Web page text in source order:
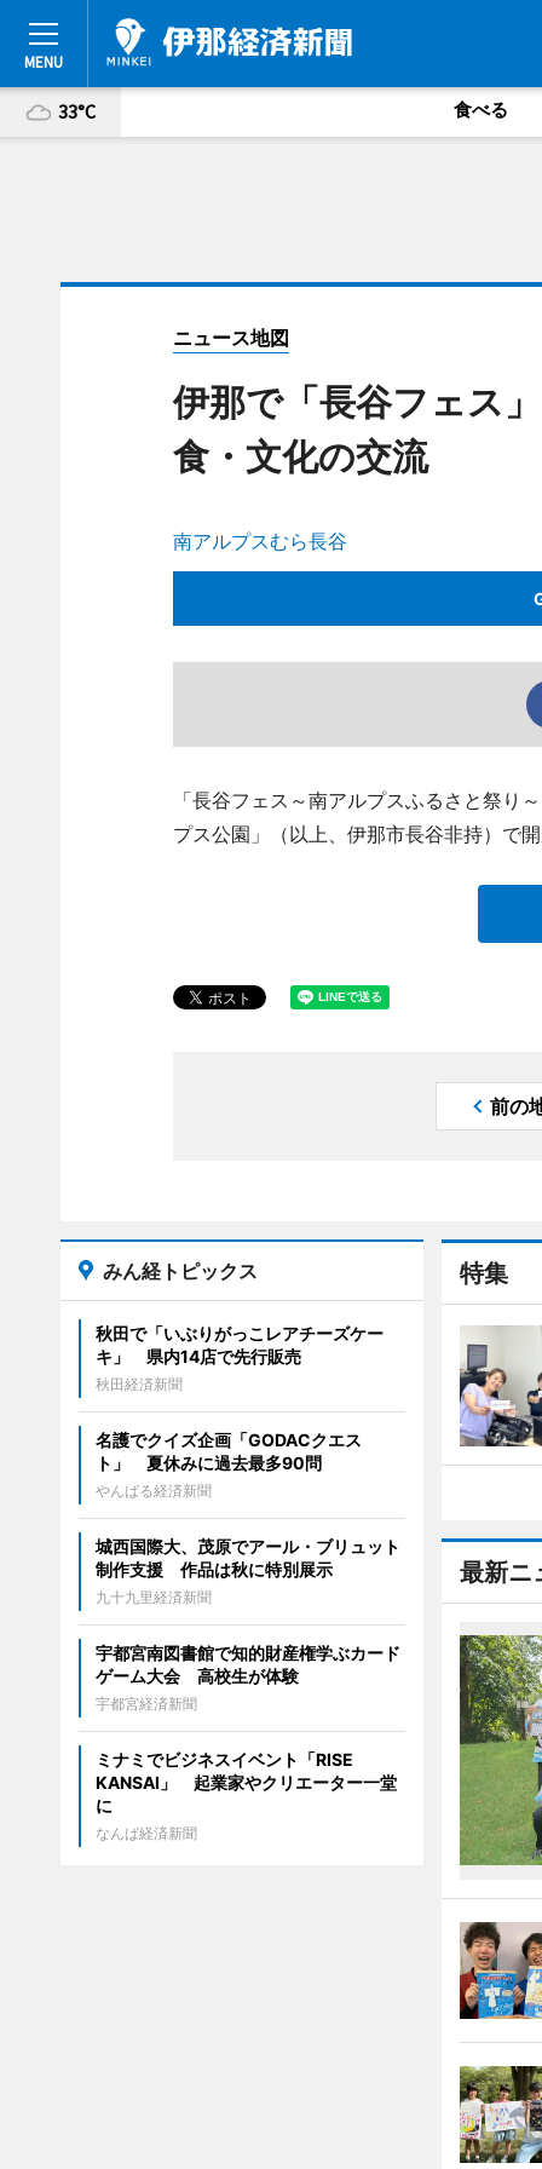
33°C 食べる
ニュース地図
伊那で「長谷フェス
食・文化の交流
南アルプスむら長谷
「長谷フェス～南アルプスふるさと祭り
プス公園」（以上、伊那市長谷非持）で
前の
特集
最新ニ
みん経トピックス
秋田で「いぶりがっこレアチーズケー
キ」 県内14店で先行販売
秋田経済新聞
名護でクイズ企画「GODACクエス
ト」 夏休みに過去最多90問
やんばる経済新聞
城西国際大、茂原でアール・ブリュット
制作支援 作品は秋に特別展示
九十九里経済新聞
宇都宮南図書館で知的財産権学ぶカード
ゲーム大会 高校生が体験
宇都宮経済新聞
ミナミでビジネスイベント「RISE
KANSAI」 起業家やクリエーター一堂
に
なんば経済新聞